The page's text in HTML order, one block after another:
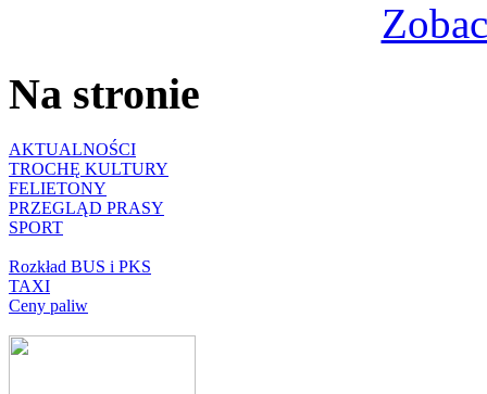
Na stronie
AKTUALNOŚCI
TROCHĘ KULTURY
FELIETONY
PRZEGLĄD PRASY
SPORT
Rozkład BUS i PKS
TAXI
Ceny paliw